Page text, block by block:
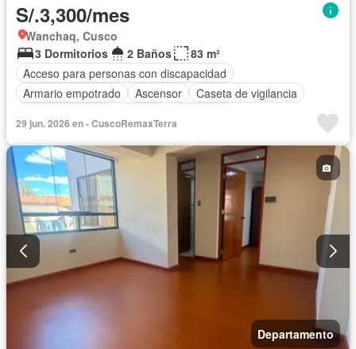
S/.3,300/mes
Wanchaq, Cusco
3 Dormitorios
2 Baños
83 m²
Acceso para personas con discapacidad
Armario empotrado
Ascensor
Caseta de vigilancia
Completamente amoblado
29 jun. 2026 en - CuscoRemaxTerra
Departamento